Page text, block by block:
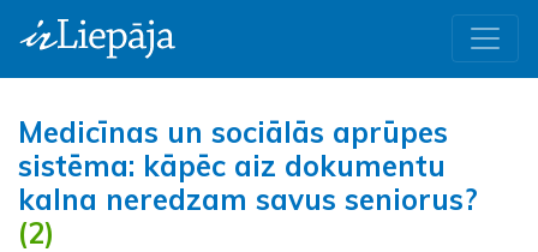
Medicīnas un sociālās aprūpes
sistēma: kāpēc aiz dokumentu
kalna neredzam savus seniorus?
(2)